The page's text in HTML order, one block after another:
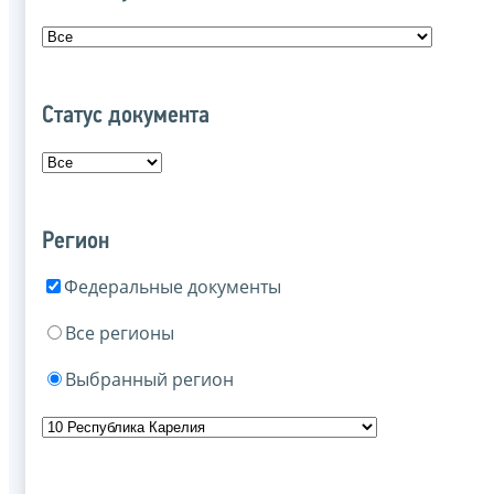
Статус документа
Регион
Федеральные документы
Все регионы
Выбранный регион